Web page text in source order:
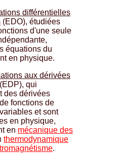
différentielles
(EDO), étudiées
d'une seule
équations du
en physique.
aux dérivées
(EDP), qui
des dérivées
fonctions de
et sont
en physique,
en mécanique des
thermodynamique
.